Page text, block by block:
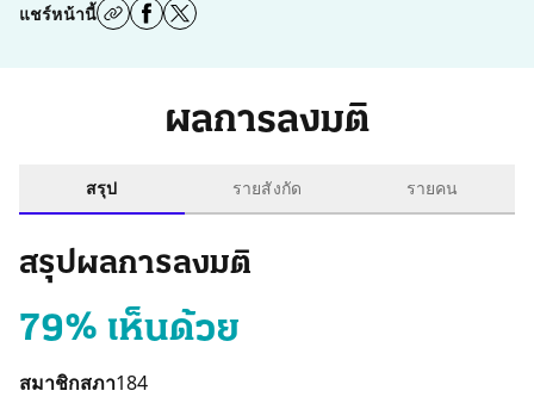
แชร์หน้านี้
ผลการลงมติ
สรุป รายสังกัด รายคน
สรุปผลการลงมติ
79% เห็นด้วย
สมาชิกสภา184